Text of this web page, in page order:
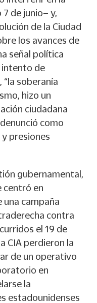
de junio– y,
de la Ciudad
los avances de
señal política
intento de
soberanía
hizo un
ciudadana
como
presiones
gubernamental,
centró en
una campaña
contra
el 19 de
CIA perdieron la
de un operativo
en
la
estadounidenses